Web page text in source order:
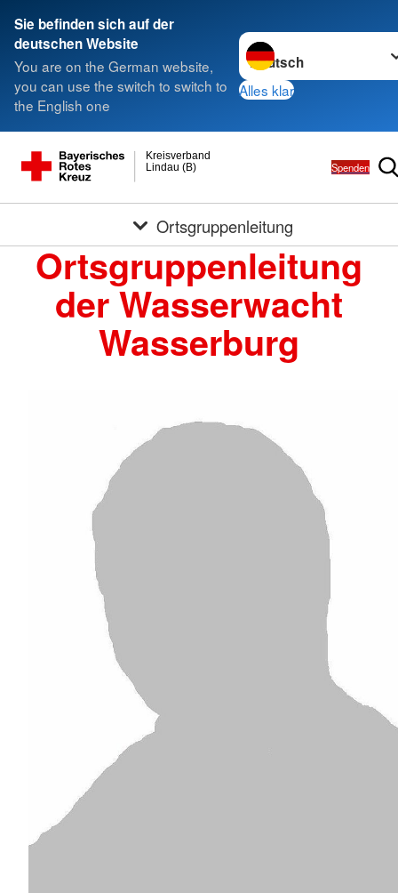
Sie befinden sich auf der
deutschen Website
You are on the German website,
you can use the switch to switch to
the English one
Sprache wechseln zu
Alles klar
Lindau (B)
Kreisverband
Spenden
Ortsgruppenleitung
Ortsgruppenleitung
der Wasserwacht
Wasserburg